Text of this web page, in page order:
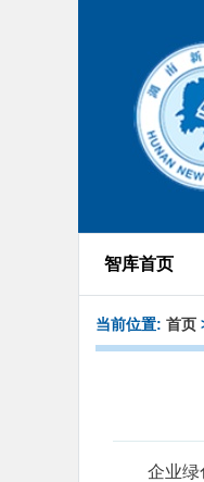
智库首页
当前位置: 首页
企业绿